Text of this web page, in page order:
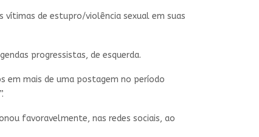
vítimas de estupro/violência sexual em suas
progressistas, de esquerda.
em mais de uma postagem no período
favoravelmente, nas redes sociais, ao